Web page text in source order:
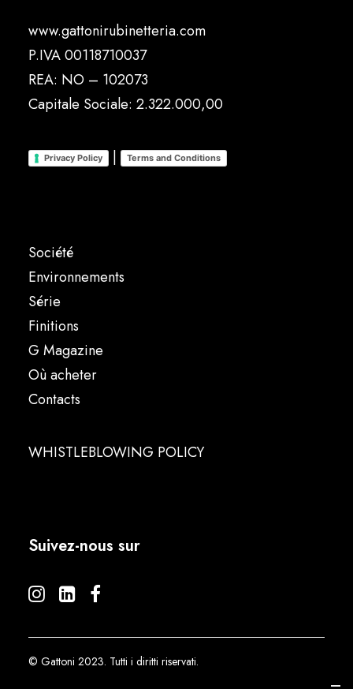
www.gattonirubinetteria.com
P.IVA 00118710037
REA: NO – 102073
Capitale Sociale: 2.322.000,00
Privacy Policy | Terms and Conditions
Société
Environnements
Série
Finitions
G Magazine
Où acheter
Contacts
WHISTLEBLOWING POLICY
Suivez-nous sur
© Gattoni 2023. Tutti i diritti riservati.